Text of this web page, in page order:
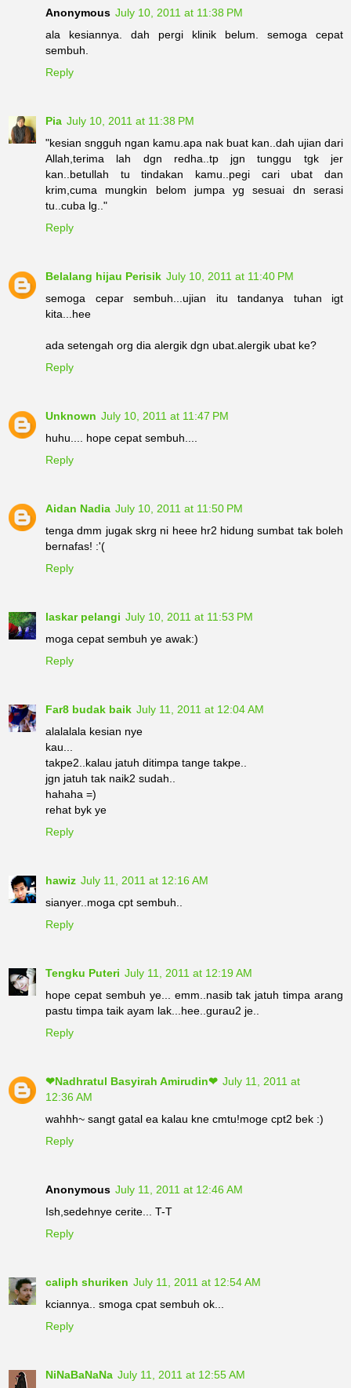
Anonymous July 10, 2011 at 11:38 PM
ala kesiannya. dah pergi klinik belum. semoga cepat
sembuh.
Reply
Pia July 10, 2011 at 11:38 PM
"kesian sngguh ngan kamu.apa nak buat kan..dah ujian dari
Allah,terima lah dgn redha..tp jgn tunggu tgk jer
kan..betullah tu tindakan kamu..pegi cari ubat dan
krim,cuma mungkin belom jumpa yg sesuai dn serasi
tu..cuba lg.."
Reply
Belalang hijau Perisik July 10, 2011 at 11:40 PM
semoga cepar sembuh...ujian itu tandanya tuhan igt
kita...hee
ada setengah org dia alergik dgn ubat.alergik ubat ke?
Reply
Unknown July 10, 2011 at 11:47 PM
huhu.... hope cepat sembuh....
Reply
Aidan Nadia July 10, 2011 at 11:50 PM
tenga dmm jugak skrg ni heee hr2 hidung sumbat tak boleh
bernafas! :'(
Reply
laskar pelangi July 10, 2011 at 11:53 PM
moga cepat sembuh ye awak:)
Reply
Far8 budak baik July 11, 2011 at 12:04 AM
alalalala kesian nye
kau...
takpe2..kalau jatuh ditimpa tange takpe..
jgn jatuh tak naik2 sudah..
hahaha =)
rehat byk ye
Reply
hawiz July 11, 2011 at 12:16 AM
sianyer..moga cpt sembuh..
Reply
Tengku Puteri July 11, 2011 at 12:19 AM
hope cepat sembuh ye... emm..nasib tak jatuh timpa arang
pastu timpa taik ayam lak...hee..gurau2 je..
Reply
❤Nadhratul Basyirah Amirudin❤ July 11, 2011 at
12:36 AM
wahhh~ sangt gatal ea kalau kne cmtu!moge cpt2 bek :)
Reply
Anonymous July 11, 2011 at 12:46 AM
Ish,sedehnye cerite... T-T
Reply
caliph shuriken July 11, 2011 at 12:54 AM
kciannya.. smoga cpat sembuh ok...
Reply
NiNaBaNaNa July 11, 2011 at 12:55 AM